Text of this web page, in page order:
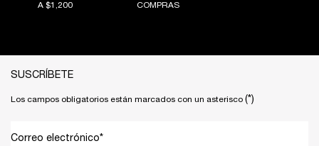
A $1,200
COMPRAS
SUSCRÍBETE
Los campos obligatorios están marcados con un asterisco (*)
Correo electrónico*